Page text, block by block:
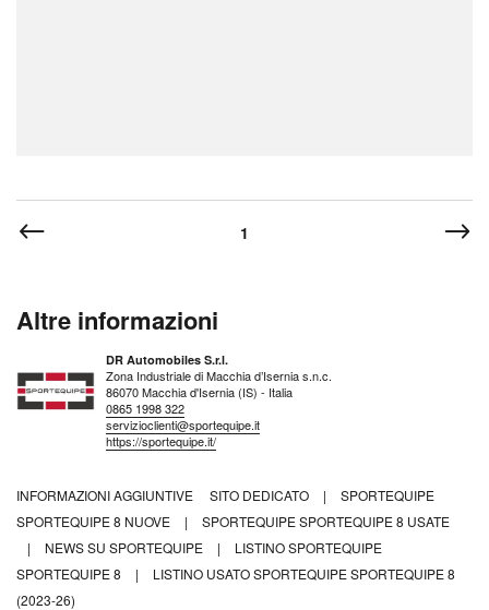
1
Altre informazioni
DR Automobiles S.r.l.
Zona Industriale di Macchia d’Isernia s.n.c.
86070 Macchia d'Isernia (IS) - Italia
0865 1998 322
servizioclienti@sportequipe.it
https://sportequipe.it/
INFORMAZIONI AGGIUNTIVE SITO DEDICATO |
SPORTEQUIPE
SPORTEQUIPE 8 NUOVE
|
SPORTEQUIPE SPORTEQUIPE 8 USATE
|
NEWS SU SPORTEQUIPE |
LISTINO SPORTEQUIPE
SPORTEQUIPE 8
|
LISTINO USATO SPORTEQUIPE SPORTEQUIPE 8
(2023-26)